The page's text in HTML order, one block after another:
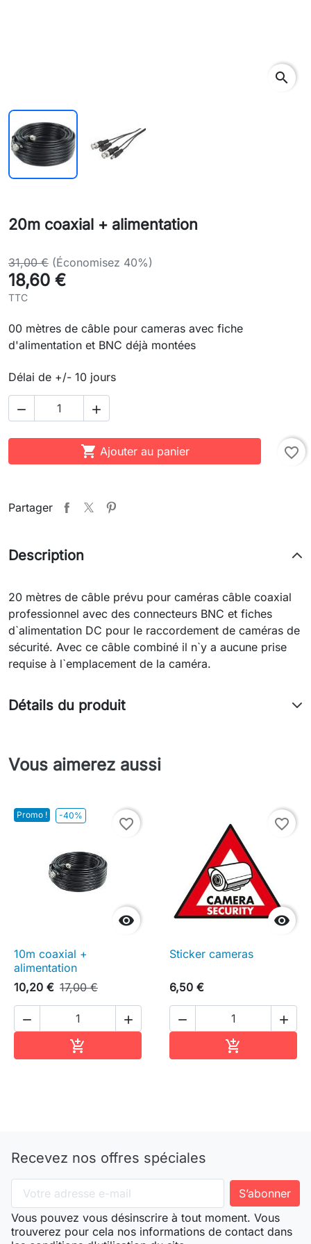
search
20m coaxial + alimentation
31,00 € (Économisez 40%)
18,60 €
TTC
00 mètres de câble pour cameras avec fiche
d'alimentation et BNC déjà montées
Délai de +/- 10 jours
 
 Ajouter au panier favorite_border
Partager
Description
20 mètres de câble prévu pour caméras câble coaxial
professionnel avec des connecteurs BNC et fiches
d`alimentation DC pour le raccordement de caméras de
sécurité. Avec ce câble combiné il n`y a aucune prise
requise à l`emplacement de la caméra.
Détails du produit
Vous aimerez aussi
Promo ! -40%

favorite_border
10m coaxial +
alimentation
10,20 € 17,00 €
 


favorite_border
Sticker cameras
6,50 €
 

Recevez nos offres spéciales
Vous pouvez vous désinscrire à tout moment. Vous
trouverez pour cela nos informations de contact dans